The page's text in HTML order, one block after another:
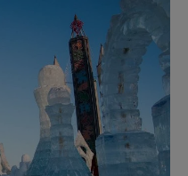
territorio
benessere
ambiente
cultura